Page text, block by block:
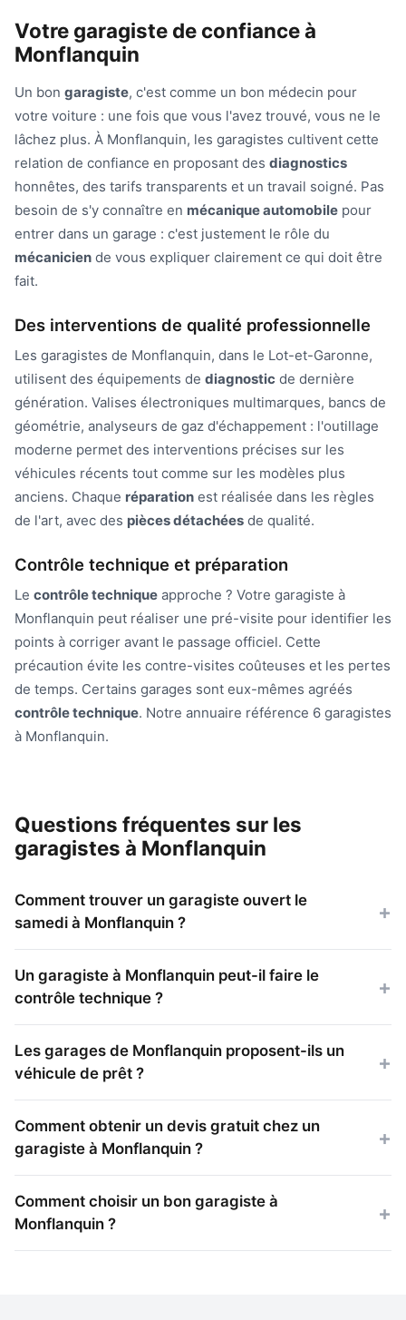
Votre garagiste de confiance à
Monflanquin
Un bon garagiste, c'est comme un bon médecin pour
votre voiture : une fois que vous l'avez trouvé, vous ne le
lâchez plus. À Monflanquin, les garagistes cultivent cette
relation de confiance en proposant des diagnostics
honnêtes, des tarifs transparents et un travail soigné. Pas
besoin de s'y connaître en mécanique automobile pour
entrer dans un garage : c'est justement le rôle du
mécanicien de vous expliquer clairement ce qui doit être
fait.
Des interventions de qualité professionnelle
Les garagistes de Monflanquin, dans le Lot-et-Garonne,
utilisent des équipements de diagnostic de dernière
génération. Valises électroniques multimarques, bancs de
géométrie, analyseurs de gaz d'échappement : l'outillage
moderne permet des interventions précises sur les
véhicules récents tout comme sur les modèles plus
anciens. Chaque réparation est réalisée dans les règles
de l'art, avec des pièces détachées de qualité.
Contrôle technique et préparation
Le contrôle technique approche ? Votre garagiste à
Monflanquin peut réaliser une pré-visite pour identifier les
points à corriger avant le passage officiel. Cette
précaution évite les contre-visites coûteuses et les pertes
de temps. Certains garages sont eux-mêmes agréés
contrôle technique. Notre annuaire référence 6 garagistes
à Monflanquin.
Questions fréquentes sur les
garagistes à Monflanquin
Comment trouver un garagiste ouvert le
samedi à Monflanquin ?
Un garagiste à Monflanquin peut-il faire le
contrôle technique ?
Les garages de Monflanquin proposent-ils un
véhicule de prêt ?
Comment obtenir un devis gratuit chez un
garagiste à Monflanquin ?
Comment choisir un bon garagiste à
Monflanquin ?